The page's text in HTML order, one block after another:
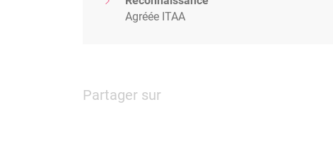
Agréée ITAA
Partager sur